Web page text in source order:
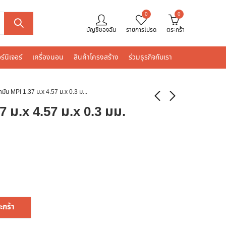
บัญชีของฉัน
0
รายการโปรด
0
ตระกร้า
นิเจอร์ เครื่องนอน สินค้าโครงสร้าง ร่วมธุรกิจกับเรา
เสื่อน้ำมัน MPI 1.37 ม.x 4.57 ม.x 0.3 มม. P54-AM307/5A
ม.x 4.57 ม.x 0.3 มม.
กร้า